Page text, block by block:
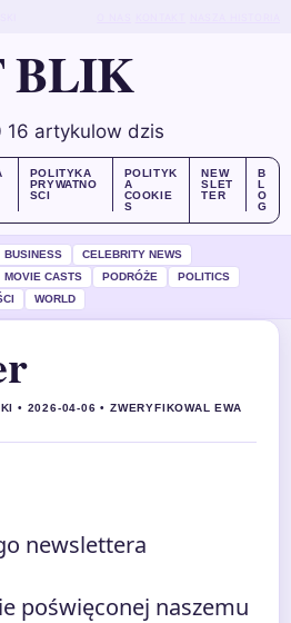
BLIK
16 artykulow dzis
POLITYKA
PRYWATNO
SCI
POLITYK
A
COOKIE
S
NEW
SLET
TER
B
L
O
G
BUSINESS
CELEBRITY NEWS
MOVIE CASTS PODRÓŻE
POLITICS
WORLD
• 2026-04-06 • ZWERYFIKOWAL EWA
newslettera
poświęconej naszemu